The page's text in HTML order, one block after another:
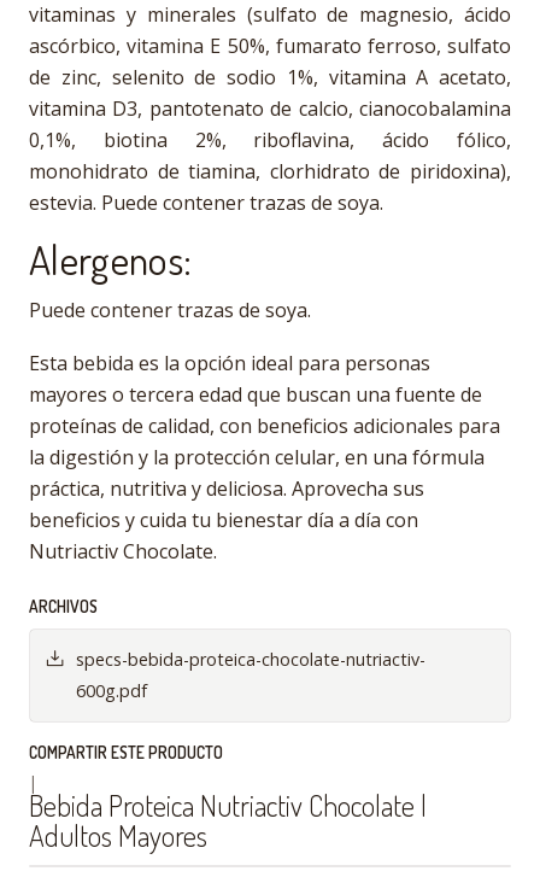
vitaminas y minerales (sulfato de magnesio, ácido
ascórbico, vitamina E 50%, fumarato ferroso, sulfato
de zinc, selenito de sodio 1%, vitamina A acetato,
vitamina D3, pantotenato de calcio, cianocobalamina
0,1%, biotina 2%, riboflavina, ácido fólico,
monohidrato de tiamina, clorhidrato de piridoxina),
estevia. Puede contener trazas de soya.
Alergenos:
Puede contener trazas de soya.
Esta bebida es la opción ideal para personas
mayores o tercera edad que buscan una fuente de
proteínas de calidad, con beneficios adicionales para
la digestión y la protección celular, en una fórmula
práctica, nutritiva y deliciosa. Aprovecha sus
beneficios y cuida tu bienestar día a día con
Nutriactiv Chocolate.
ARCHIVOS
specs-bebida-proteica-chocolate-nutriactiv-
600g.pdf
COMPARTIR ESTE PRODUCTO
|
Bebida Proteica Nutriactiv Chocolate |
Adultos Mayores